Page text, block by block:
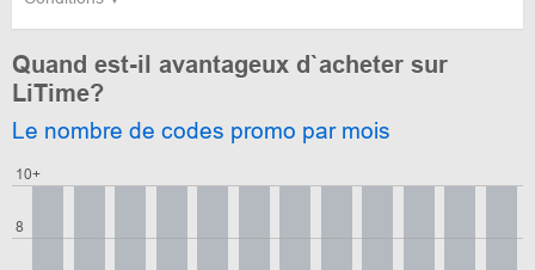
Quand est-il avantageux d`acheter sur
LiTime?
Le nombre de codes promo par mois
8
10+